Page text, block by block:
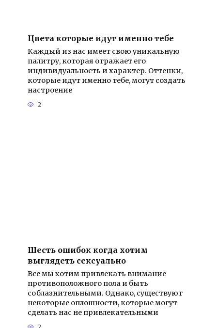
Цвета которые идут именно тебе
Каждый из нас имеет свою уникальную
палитру, которая отражает его
индивидуальность и характер. Оттенки,
которые идут именно тебе, могут создать
настроение
2
Шесть ошибок когда хотим
выглядеть сексуально
Все мы хотим привлекать внимание
противоположного пола и быть
соблазнительными. Однако, существуют
некоторые оплошности, которые могут
сделать нас не привлекательными